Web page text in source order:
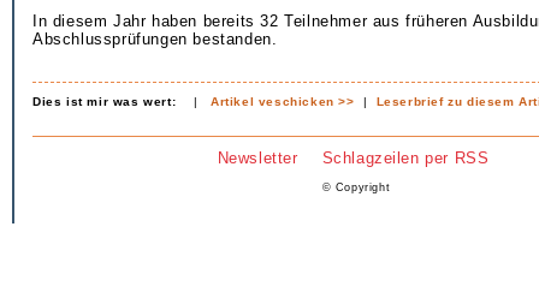
In diesem Jahr haben bereits 32 Teilnehmer aus früheren
Abschlussprüfungen bestanden.
Dies ist mir was wert: |Artikel veschicken >> | Leserbrief zu diesem
Newsletter Schlagzeilen per RSS
© Copyright